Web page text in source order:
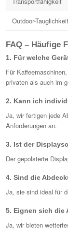
Outdoor-Tauglichkeit
FAQ – Häufige
1. Für welche
Für
privaten als auch im
2. Kann ich
Ja, wir fertigen jede
Anforderungen an.
3. Ist der
Der gepolsterte
4. Sind die
Ja, sie sind ideal für
5. Eignen sich die
Ja, wir bieten